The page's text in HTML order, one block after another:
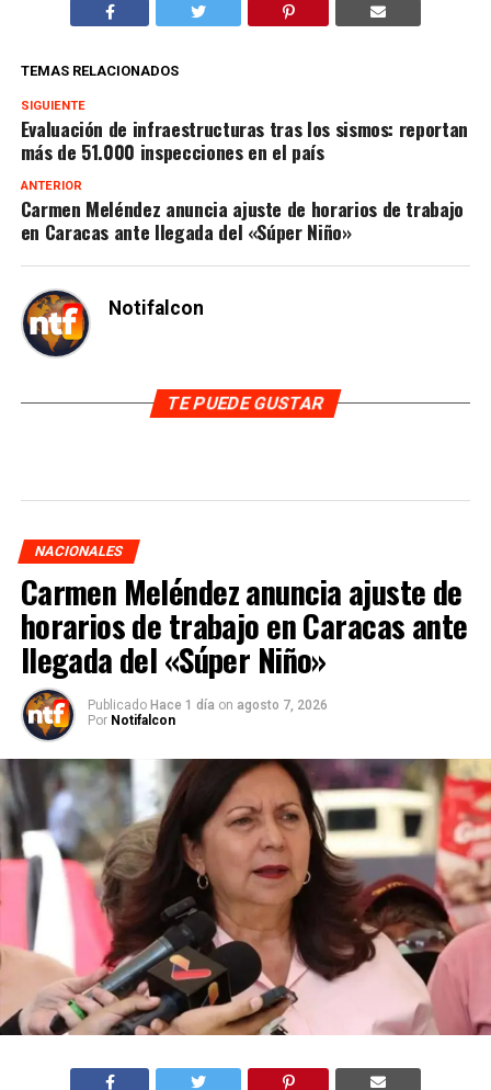
TEMAS RELACIONADOS
SIGUIENTE
Evaluación de infraestructuras tras los sismos: reportan
más de 51.000 inspecciones en el país
ANTERIOR
Carmen Meléndez anuncia ajuste de horarios de trabajo
en Caracas ante llegada del «Súper Niño»
Notifalcon
TE PUEDE GUSTAR
NACIONALES
Carmen Meléndez anuncia ajuste de
horarios de trabajo en Caracas ante
llegada del «Súper Niño»
Publicado Hace 1 día on agosto 7, 2026
Por Notifalcon